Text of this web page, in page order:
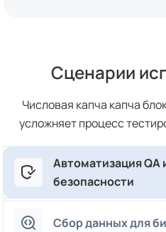
Сценарии
Числовая капча капча
усложняет процесс
Автоматизация QA
безопасности
Сбор данных для